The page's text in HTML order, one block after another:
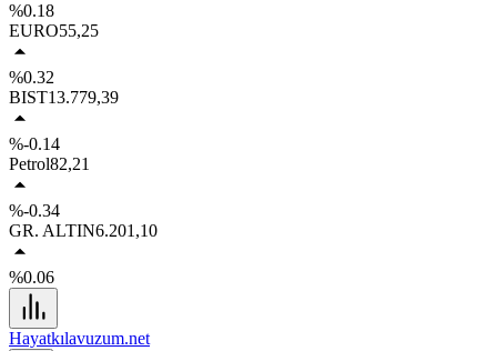
%0.18
EURO55,25
%0.32
BIST13.779,39
%-0.14
Petrol82,21
%-0.34
GR. ALTIN6.201,10
%0.06
Hayatkılavuzum.net